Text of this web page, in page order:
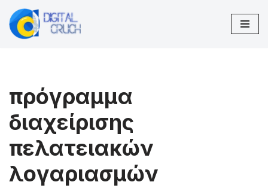
Μεταπηδήστε
πρόγραμμα
διαχείρισης
πελατειακών
λογαριασμών